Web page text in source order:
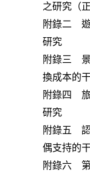
之研究（
附錄二 遊
研究
附錄三 景
換成本的
附錄四 旅
研究
附錄五 認
偶支持的
附錄六 第